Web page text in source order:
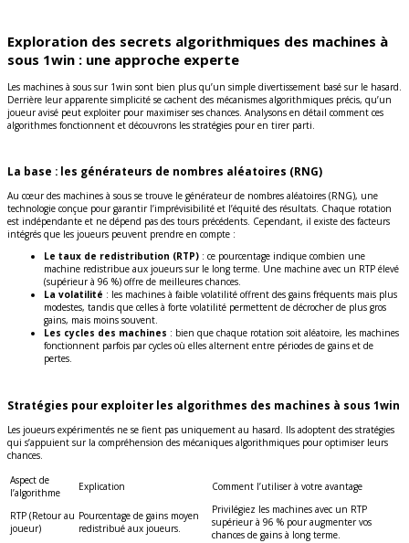
Exploration des secrets algorithmiques des machines à
sous 1win : une approche experte
Les machines à sous sur 1win sont bien plus qu’un simple divertissement basé sur le hasard.
Derrière leur apparente simplicité se cachent des mécanismes algorithmiques précis, qu’un
joueur avisé peut exploiter pour maximiser ses chances. Analysons en détail comment ces
algorithmes fonctionnent et découvrons les stratégies pour en tirer parti.
La base : les générateurs de nombres aléatoires (RNG)
Au cœur des machines à sous se trouve le générateur de nombres aléatoires (RNG), une
technologie conçue pour garantir l’imprévisibilité et l’équité des résultats. Chaque rotation
est indépendante et ne dépend pas des tours précédents. Cependant, il existe des facteurs
intégrés que les joueurs peuvent prendre en compte :
Le taux de redistribution (RTP) : ce pourcentage indique combien une
machine redistribue aux joueurs sur le long terme. Une machine avec un RTP élevé
(supérieur à 96 %) offre de meilleures chances.
La volatilité : les machines à faible volatilité offrent des gains fréquents mais plus
modestes, tandis que celles à forte volatilité permettent de décrocher de plus gros
gains, mais moins souvent.
Les cycles des machines : bien que chaque rotation soit aléatoire, les machines
fonctionnent parfois par cycles où elles alternent entre périodes de gains et de
pertes.
Stratégies pour exploiter les algorithmes des machines à sous 1win
Les joueurs expérimentés ne se fient pas uniquement au hasard. Ils adoptent des stratégies
qui s’appuient sur la compréhension des mécaniques algorithmiques pour optimiser leurs
chances.
Aspect de
l’algorithme
Explication Comment l’utiliser à votre avantage
RTP (Retour au
joueur)
Pourcentage de gains moyen
redistribué aux joueurs.
Privilégiez les machines avec un RTP
supérieur à 96 % pour augmenter vos
chances de gains à long terme.